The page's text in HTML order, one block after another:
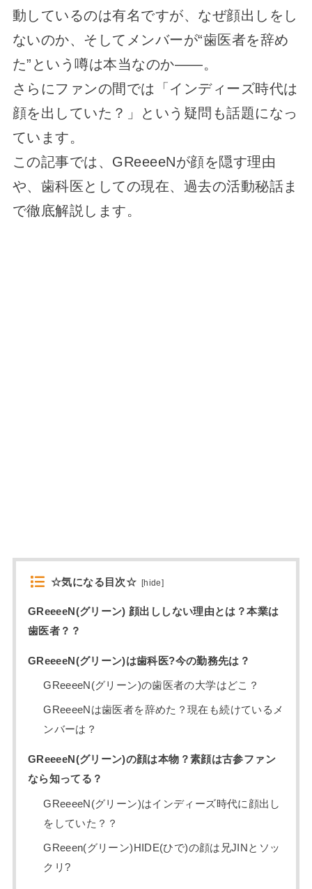
動しているのは有名ですが、なぜ顔出しをし
ないのか、そしてメンバーが“歯医者を辞め
た”という噂は本当なのか——。
さらにファンの間では「インディーズ時代は
顔を出していた？」という疑問も話題になっ
ています。
この記事では、GReeeeNが顔を隠す理由
や、歯科医としての現在、過去の活動秘話ま
で徹底解説します。
☆気になる目次☆ [hide]
GReeeeN(グリーン) 顔出ししない理由とは？本業は
歯医者？？
GReeeeN(グリーン)は歯科医?今の勤務先は？
GReeeeN(グリーン)の歯医者の大学はどこ？
GReeeeNは歯医者を辞めた？現在も続けているメ
ンバーは？
GReeeeN(グリーン)の顔は本物？素顔は古参ファン
なら知ってる？
GReeeeN(グリーン)はインディーズ時代に顔出し
をしていた？？
GReeen(グリーン)HIDE(ひで)の顔は兄JINとソッ
クリ?